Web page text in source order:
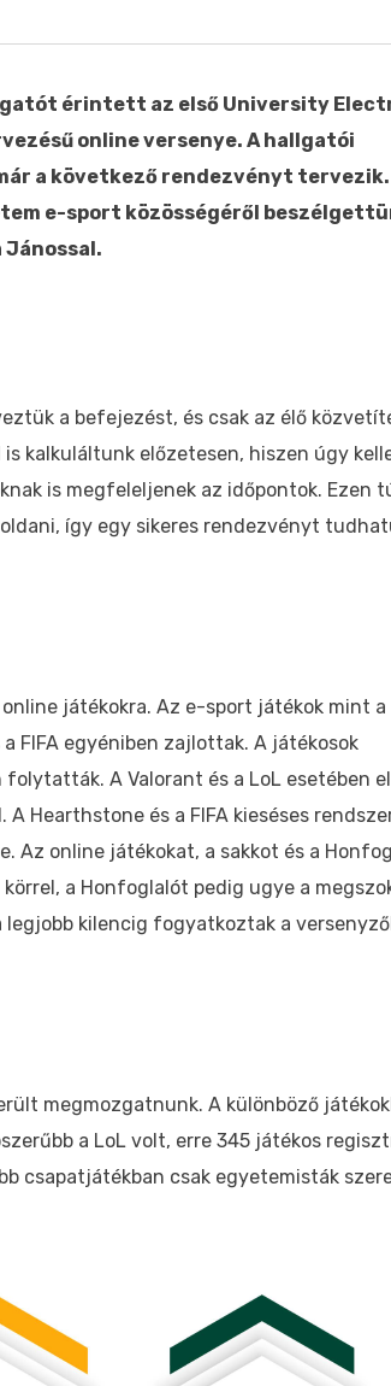
érintett az első University
online versenye. A hallgatói
a következő rendezvényt tervezik.
e-sport közösségéről
a befejezést, és csak az élő
kalkuláltunk előzetesen, hiszen úgy
is megfeleljenek az időpontok. Ezen
így egy sikeres rendezvényt
játékokra. Az e-sport játékok mint
FIFA egyéniben zajlottak. A játékosok
A Valorant és a LoL esetében
Hearthstone és a FIFA kieséses
Az online játékokat, a sakkot és a
a Honfoglalót pedig ugye a
kilencig fogyatkoztak a
megmozgatnunk. A különböző
a LoL volt, erre 345 játékos
csapatjátékban csak egyetemisták